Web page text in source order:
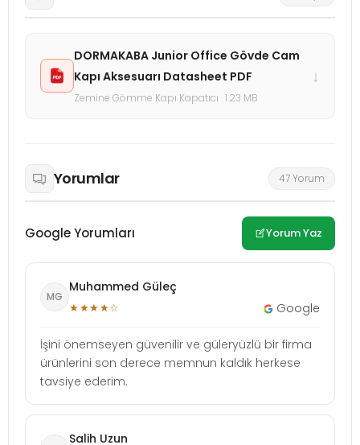
DORMAKABA Junior Office Gövde Cam
Kapı Aksesuarı Datasheet PDF
Zemine Gömme Kapı Kapatıcı · 1.23 MB
↓
Yorumlar 47 Yorum
Google Yorumları Yorum Yaz
MG
Muhammed Güleç
★★★★☆ Google
İşini önemseyen güvenilir ve güleryüzlü bir firma
ürünlerini son derece memnun kaldık herkese
tavsiye ederim.
Salih Uzun